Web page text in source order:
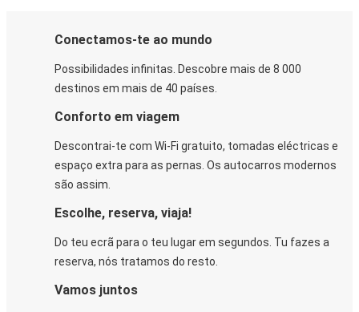
Conectamos-te ao mundo
Possibilidades infinitas. Descobre mais de 8 000
destinos em mais de 40 países.
Conforto em viagem
Descontrai-te com Wi-Fi gratuito, tomadas eléctricas e
espaço extra para as pernas. Os autocarros modernos
são assim.
Escolhe, reserva, viaja!
Do teu ecrã para o teu lugar em segundos. Tu fazes a
reserva, nós tratamos do resto.
Vamos juntos